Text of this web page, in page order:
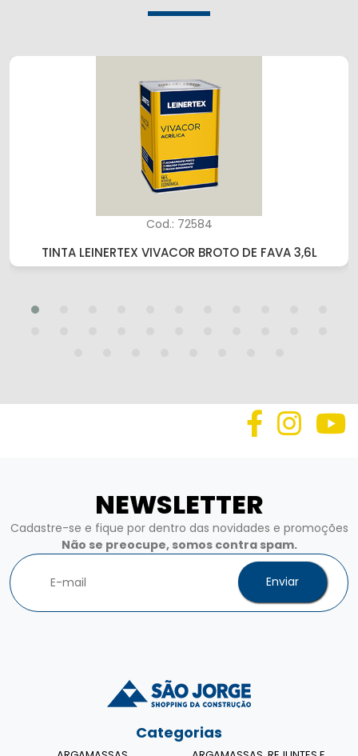
Cod.: 72584
TINTA LEINERTEX VIVACOR BROTO DE FAVA 3,6L
NEWSLETTER
Cadastre-se e fique por dentro das novidades e promoções
Não se preocupe, somos contra spam.
Enviar
Categorias